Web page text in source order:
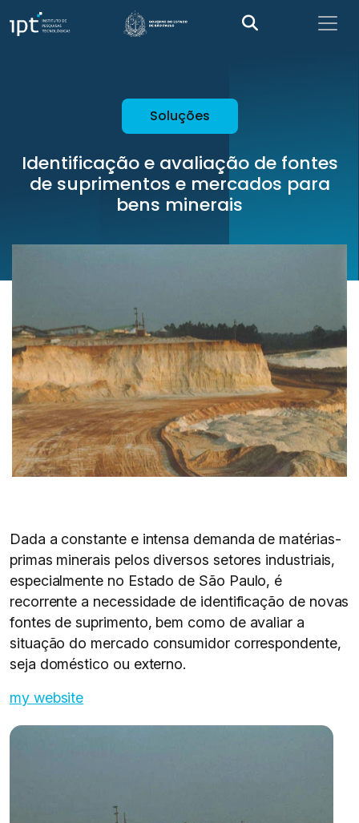
Soluções
Identificação e avaliação de fontes
de suprimentos e mercados para
bens minerais
Dada a constante e intensa demanda de matérias-
primas minerais pelos diversos setores industriais,
especialmente no Estado de São Paulo, é
recorrente a necessidade de identificação de novas
fontes de suprimento, bem como de avaliar a
situação do mercado consumidor correspondente,
seja doméstico ou externo.
my website